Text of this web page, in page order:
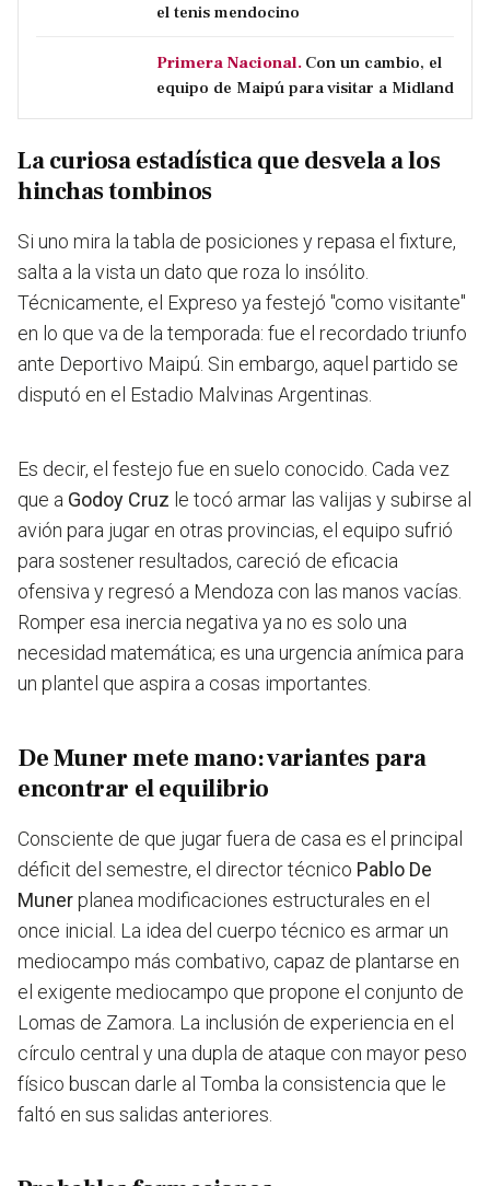
el tenis mendocino
Primera Nacional. Con un cambio, el
equipo de Maipú para visitar a Midland
La curiosa estadística que desvela a los
hinchas tombinos
Si uno mira la tabla de posiciones y repasa el fixture,
salta a la vista un dato que roza lo insólito.
Técnicamente, el Expreso ya festejó "como visitante"
en lo que va de la temporada: fue el recordado triunfo
ante Deportivo Maipú. Sin embargo, aquel partido se
disputó en el Estadio Malvinas Argentinas.
Es decir, el festejo fue en suelo conocido. Cada vez
que a Godoy Cruz le tocó armar las valijas y subirse al
avión para jugar en otras provincias, el equipo sufrió
para sostener resultados, careció de eficacia
ofensiva y regresó a Mendoza con las manos vacías.
Romper esa inercia negativa ya no es solo una
necesidad matemática; es una urgencia anímica para
un plantel que aspira a cosas importantes.
De Muner mete mano: variantes para
encontrar el equilibrio
Consciente de que jugar fuera de casa es el principal
déficit del semestre, el director técnico Pablo De
Munerplanea modificaciones estructurales en el
once inicial. La idea del cuerpo técnico es armar un
mediocampo más combativo, capaz de plantarse en
el exigente mediocampo que propone el conjunto de
Lomas de Zamora. La inclusión de experiencia en el
círculo central y una dupla de ataque con mayor peso
físico buscan darle al Tomba la consistencia que le
faltó en sus salidas anteriores.